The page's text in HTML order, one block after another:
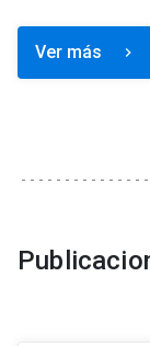
Ver más keyboard_arrow_right